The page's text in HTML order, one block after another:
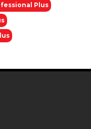
Plus